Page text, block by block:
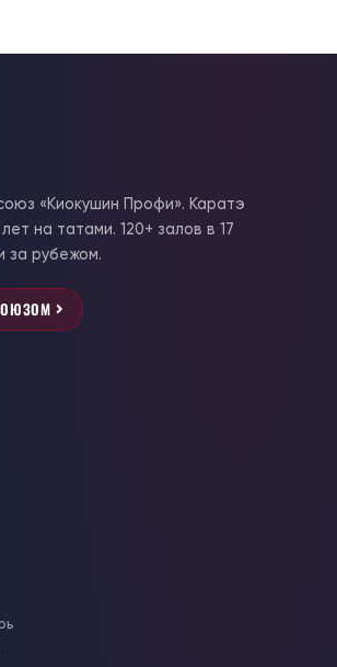
«Киокушин Профи». Каратэ
на татами. 120+ залов в 17
за рубежом.